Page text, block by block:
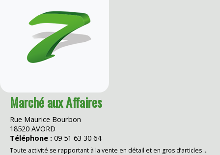
Marché aux Affaires
Rue Maurice Bourbon
18520 AVORD
Téléphone : 09 51 63 30 64
Toute activité se rapportant à la vente en détail et en gros d’articles ...